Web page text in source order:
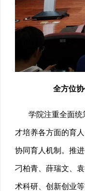
全方位
学院注重全面统
才培养各方面的育
协同育人机制。推
刁柏青、薛瑞文、
术科研、创新创业